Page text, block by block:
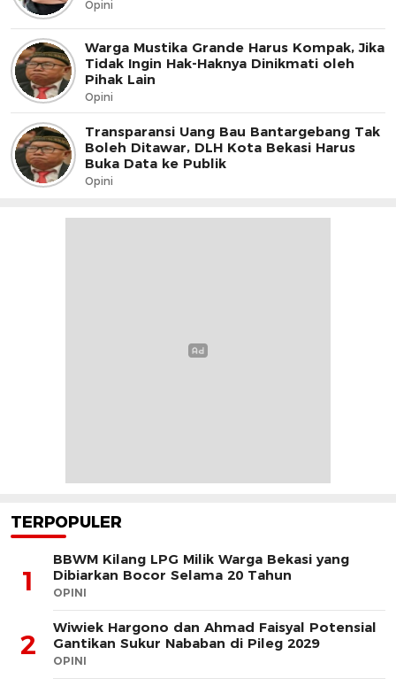
Opini
Warga Mustika Grande Harus Kompak, Jika
Tidak Ingin Hak-Haknya Dinikmati oleh
Pihak Lain
Opini
Transparansi Uang Bau Bantargebang Tak
Boleh Ditawar, DLH Kota Bekasi Harus
Buka Data ke Publik
Opini
TERPOPULER
1
BBWM Kilang LPG Milik Warga Bekasi yang
Dibiarkan Bocor Selama 20 Tahun
OPINI
2
Wiwiek Hargono dan Ahmad Faisyal Potensial
Gantikan Sukur Nababan di Pileg 2029
OPINI